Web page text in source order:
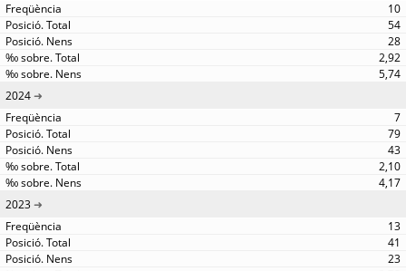
10
54
28
2,92
5,74
2024
7
79
43
2,10
4,17
2023
13
41
23